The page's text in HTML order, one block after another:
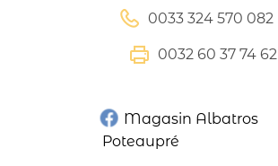
0033 324 570 082
0032 60 37 74 62
Magasin Albatros
Poteaupré